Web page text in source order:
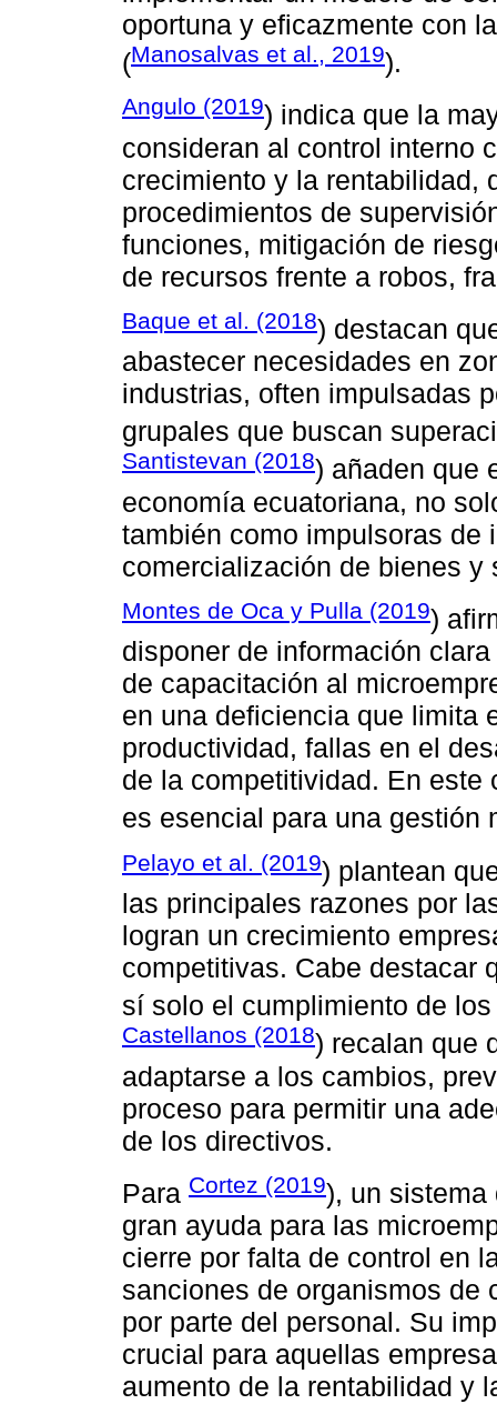
oportuna y eficazmente con
(Manosalvas et al., 2019).
Angulo (2019) indica que la
consideran al control interno
crecimiento y la rentabilidad,
procedimientos de
funciones, mitigación de
de recursos frente a robos,
Baque et al. (2018) destacan
abastecer necesidades en
industrias, often impulsadas
grupales que buscan
Santistevan (2018) añaden que
economía ecuatoriana, no
también como impulsoras de
comercialización de bienes y
Montes de Oca y Pulla (2019)
disponer de información
de capacitación al
en una deficiencia que limita
productividad, fallas en el
de la competitividad. En este
es esencial para una gestión
Pelayo et al. (2019) plantean
las principales razones por
logran un crecimiento
competitivas. Cabe destacar
sí solo el cumplimiento de
Castellanos (2018) recalan que
adaptarse a los cambios,
proceso para permitir una
de los directivos.
Para Cortez (2019), un sistema
gran ayuda para las
cierre por falta de control en
sanciones de organismos de
por parte del personal. Su
crucial para aquellas
aumento de la rentabilidad y